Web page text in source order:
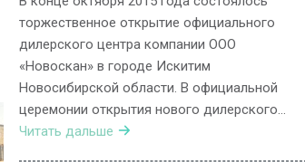
торжественное открытие официального
дилерского центра компании ООО
«Новоскан» в городе Искитим
Новосибирской области. В официальной
церемонии открытия нового дилерского…
Читать дальше